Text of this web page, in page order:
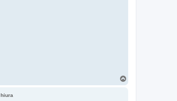
hiura